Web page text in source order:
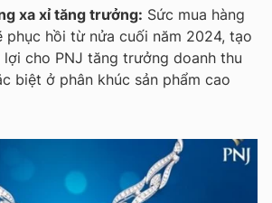
xa xỉ tăng trưởng: Sức mua hàng
phục hồi từ nửa cuối năm 2024, tạo
cho PNJ tăng trưởng doanh thu
biệt ở phân khúc sản phẩm cao